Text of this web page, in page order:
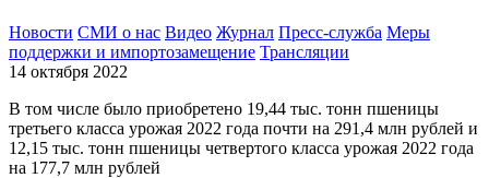
Новости СМИ о нас Видео Журнал Пресс-служба Меры
поддержки и импортозамещение Трансляции
14 октября 2022
В том числе было приобретено 19,44 тыс. тонн пшеницы
третьего класса урожая 2022 года почти на 291,4 млн рублей и
12,15 тыс. тонн пшеницы четвертого класса урожая 2022 года
на 177,7 млн рублей